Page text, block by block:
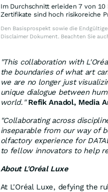
Im Durchschnitt erleiden 7 von
Zertifikate sind hoch risikoreiche
Den Basisprospekt sowie die
Disclaimer Dokument. Beachten Sie
"This collaboration with
the boundaries of what art
we are no longer just
unique dialogue between
world." Refik Anadol, Media
"Collaborating across
inseparable from our way of
olfactory experience for
to fellow innovators to help
About L'Oréal Luxe
At L'Oréal Luxe, defying the